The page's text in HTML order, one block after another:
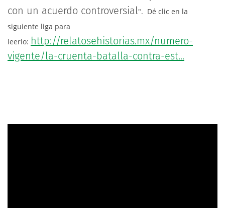
con un acuerdo controversial". Dé clic en la
siguiente liga para
leerlo: http://relatosehistorias.mx/numero-
vigente/la-cruenta-batalla-contra-est...